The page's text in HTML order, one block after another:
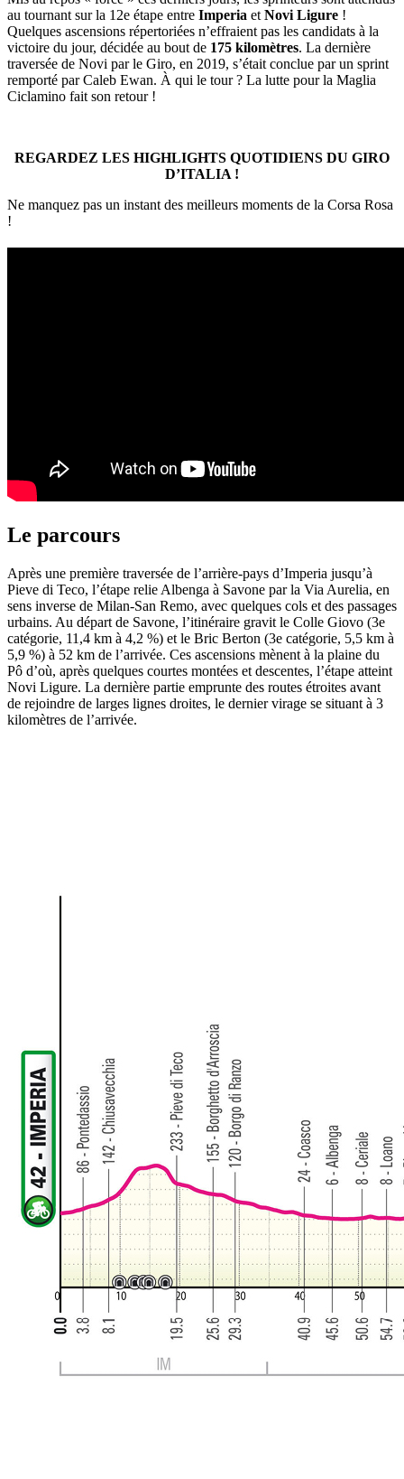
au tournant sur la 12e étape entre Imperia etNovi Ligure !
Quelques ascensions répertoriées n’effraient pas les candidats à la
victoire du jour, décidée au bout de 175 kilomètres. La dernière
traversée de Novi par le Giro, en 2019, s’était conclue par un sprint
remporté par Caleb Ewan. À qui le tour ? La lutte pour la Maglia
Ciclamino fait son retour !
REGARDEZ LES HIGHLIGHTS QUOTIDIENS DU GIRO
D’ITALIA !
Ne manquez pas un instant des meilleurs moments de la Corsa Rosa
!
Le parcours
Après une première traversée de l’arrière-pays d’Imperia jusqu’à
Pieve di Teco, l’étape relie Albenga à Savone par la Via Aurelia, en
sens inverse de Milan-San Remo, avec quelques cols et des passages
urbains. Au départ de Savone, l’itinéraire gravit le Colle Giovo (3e
catégorie, 11,4 km à 4,2 %) et le Bric Berton (3e catégorie, 5,5 km à
5,9 %) à 52 km de l’arrivée. Ces ascensions mènent à la plaine du
Pô d’où, après quelques courtes montées et descentes, l’étape atteint
Novi Ligure. La dernière partie emprunte des routes étroites avant
de rejoindre de larges lignes droites, le dernier virage se situant à 3
kilomètres de l’arrivée.